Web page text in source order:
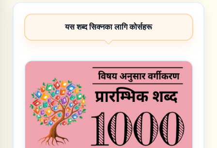
यस शब्द सिक्नका लागि कोर्सहरू